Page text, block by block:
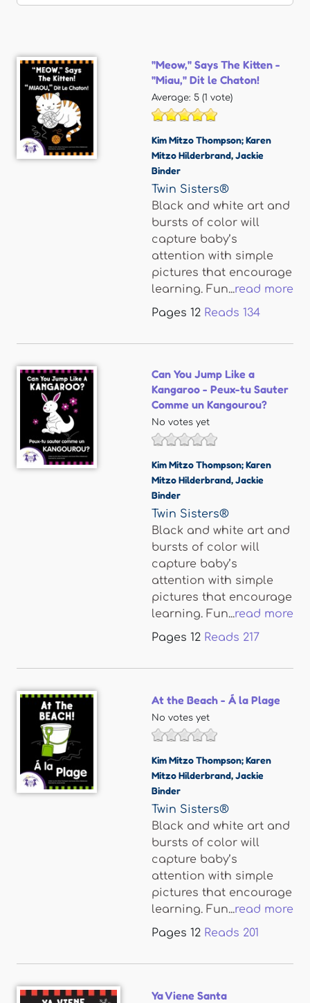
"Meow," Says The Kitten -
"Miau," Dit le Chaton!
Average: 5 (1 vote)
Kim Mitzo Thompson; Karen
Mitzo Hilderbrand,Jackie
Binder
Twin Sisters®
Black and white art and
bursts of color will
capture baby’s
attention with simple
pictures that encourage
learning. Fun...read more
Pages 12 Reads 134
Can You Jump Like a
Kangaroo - Peux-tu Sauter
Comme un Kangourou?
No votes yet
Kim Mitzo Thompson; Karen
Mitzo Hilderbrand,Jackie
Binder
Twin Sisters®
Black and white art and
bursts of color will
capture baby’s
attention with simple
pictures that encourage
learning. Fun...read more
Pages 12 Reads 217
At the Beach - Á la Plage
No votes yet
Kim Mitzo Thompson; Karen
Mitzo Hilderbrand,Jackie
Binder
Twin Sisters®
Black and white art and
bursts of color will
capture baby’s
attention with simple
pictures that encourage
learning. Fun...read more
Pages 12 Reads 201
Ya Viene Santa